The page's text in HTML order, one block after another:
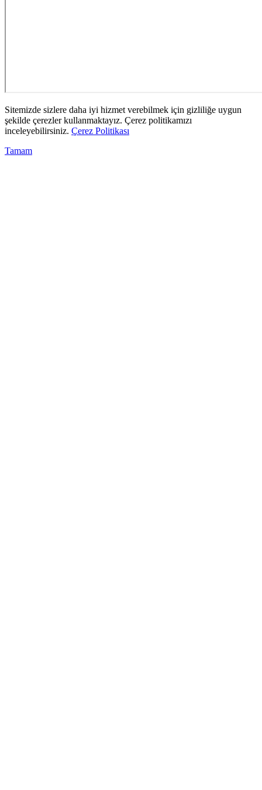
Sitemizde sizlere daha iyi hizmet verebilmek için gizliliğe uygun
şekilde çerezler kullanmaktayız. Çerez politikamızı
inceleyebilirsiniz. Çerez Politikası
Tamam